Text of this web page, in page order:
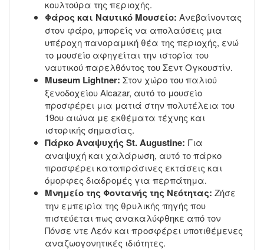
κουλτούρα της περιοχής.
Φάρος και Ναυτικό Μουσείο: Ανεβαίνοντας
στον φάρο, μπορείς να απολαύσεις μια
υπέροχη πανοραμική θέα της περιοχής, ενώ
το μουσείο αφηγείται την ιστορία του
ναυτικού παρελθόντος του Σεντ Ογκουστίν.
Museum Lightner: Στον χώρο του παλιού
ξενοδοχείου Alcazar, αυτό το μουσείο
προσφέρει μια ματιά στην πολυτέλεια του
19ου αιώνα με εκθέματα τέχνης και
ιστορικής σημασίας.
Πάρκο Αναψυχής St. Augustine: Για
αναψυχή και χαλάρωση, αυτό το πάρκο
προσφέρει καταπράσινες εκτάσεις και
όμορφες διαδρομές για περπάτημα.
Μνημείο της Φοντανής της Νεότητας: Ζήσε
την εμπειρία της θρυλικής πηγής που
πιστεύεται πως ανακαλύφθηκε από τον
Πόνσε ντε Λεόν και προσφέρει υποτιθέμενες
αναζωογονητικές ιδιότητες.